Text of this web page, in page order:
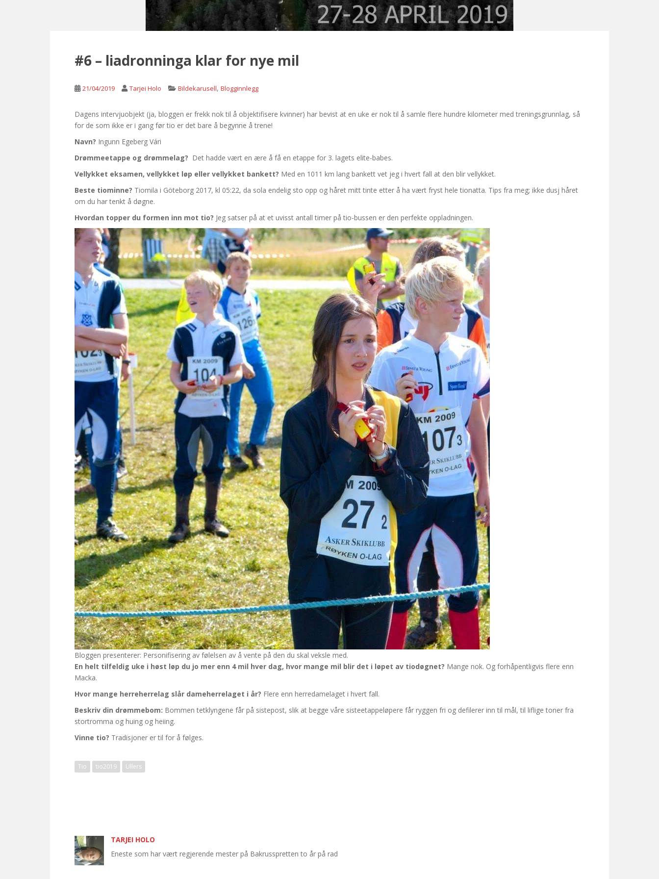
#6 – liadronninga klar for nye mil
21/04/2019 Tarjei Holo Bildekarusell, Blogginnlegg
Dagens intervjuobjekt (ja, bloggen er frekk nok til å objektifisere kvinner) har bevist at en uke er nok til å samle flere hundre kilometer med treningsgrunnlag, så
for de som ikke er i gang før tio er det bare å begynne å trene!
Navn? Ingunn Egeberg Vári
Drømmeetappe og drømmelag? Det hadde vært en ære å få en etappe for 3. lagets elite-babes.
Vellykket eksamen, vellykket løp eller vellykket bankett? Med en 1011 km lang bankett vet jeg i hvert fall at den blir vellykket.
Beste tiominne? Tiomila i Göteborg 2017, kl 05:22, da sola endelig sto opp og håret mitt tinte etter å ha vært fryst hele tionatta. Tips fra meg; ikke dusj håret
om du har tenkt å døgne.
Hvordan topper du formen inn mot tio? Jeg satser på at et uvisst antall timer på tio-bussen er den perfekte oppladningen.
Bloggen presenterer: Personifisering av følelsen av å vente på den du skal veksle med.
En helt tilfeldig uke i høst løp du jo mer enn 4 mil hver dag, hvor mange mil blir det i løpet av tiodøgnet? Mange nok. Og forhåpentligvis flere enn
Macka.
Hvor mange herreherrelag slår dameherrelaget i år? Flere enn herredamelaget i hvert fall.
Beskriv din drømmebom: Bommen tetklyngene får på sistepost, slik at begge våre sisteetappeløpere får ryggen fri og defilerer inn til mål, til liflige toner fra
stortromma og huing og heiing.
Vinne tio? Tradisjoner er til for å følges.
Tio tio2019 Ullers
TARJEI HOLO
Eneste som har vært regjerende mester på Bakrusspretten to år på rad